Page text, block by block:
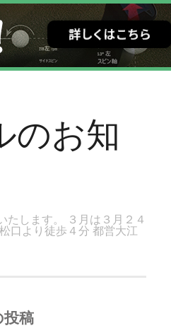
のお知
します。 ３月は３月２４
口より徒歩４分 都営大江
稿